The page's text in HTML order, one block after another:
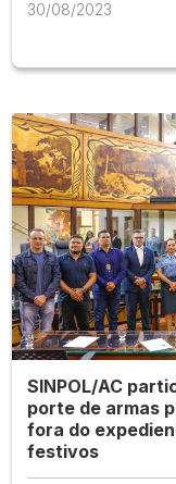
30/08/2023
SINPOL/AC
porte de armas
fora do
festivos